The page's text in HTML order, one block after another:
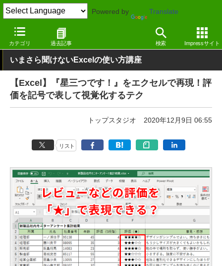
Powered by Translate
カテゴリ 過去記事 検索 Impressサイト
窓の杜 オフィス・ドキュメント Windows
いまさら聞けないExcelの使い方講座
【Excel】『星三つです！』をエクセルで再現！評
価を記号で表して視覚化するテク
トップスタジオ 2020年12月9日 06:55
リスト